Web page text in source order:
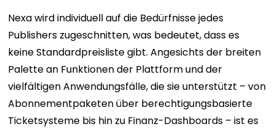
Nexa wird individuell auf die Bedürfnisse jedes
Publishers zugeschnitten, was bedeutet, dass es
keine Standardpreisliste gibt. Angesichts der breiten
Palette an Funktionen der Plattform und der
vielfältigen Anwendungsfälle, die sie unterstützt – von
Abonnementpaketen über berechtigungsbasierte
Ticketsysteme bis hin zu Finanz-Dashboards – ist es